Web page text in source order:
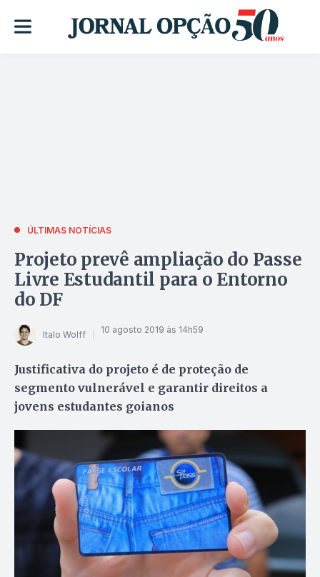
ÚLTIMAS NOTÍCIAS
Projeto prevê ampliação do Passe
Livre Estudantil para o Entorno
do DF
Italo Wolff 10 agosto 2019 às 14h59
Justificativa do projeto é de proteção de
segmento vulnerável e garantir direitos a
jovens estudantes goianos